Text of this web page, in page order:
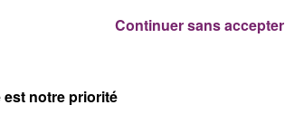
est notre priorité
Continuer sans accepter